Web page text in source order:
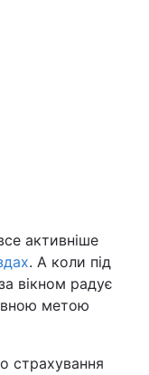
активніше
. А коли під
вікном радує
метою
страхування